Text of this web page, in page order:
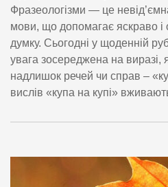
Фразеологізми — це
мови, що допомагає яскраво і
думку. Сьогодні у щоденній
увага зосереджена на виразі,
надлишок речей чи справ –
вислів «купа на купі»